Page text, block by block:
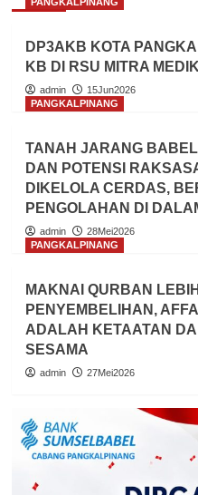
DP3AKB KOTA
KB DI RSU MITRA
admin
15Jun2026
PANGKALPINANG
TANAH JARANG
DAN POTENSI
DIKELOLA CERDAS,
PENGOLAHAN DI
admin
28Mei2026
PANGKALPINANG
MAKNAI QURBAN
PENYEMBELIHAN,
ADALAH KETAATAN
SESAMA
admin 27Mei2026